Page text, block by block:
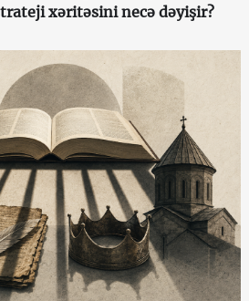
xəritəsini necə dəyişir?